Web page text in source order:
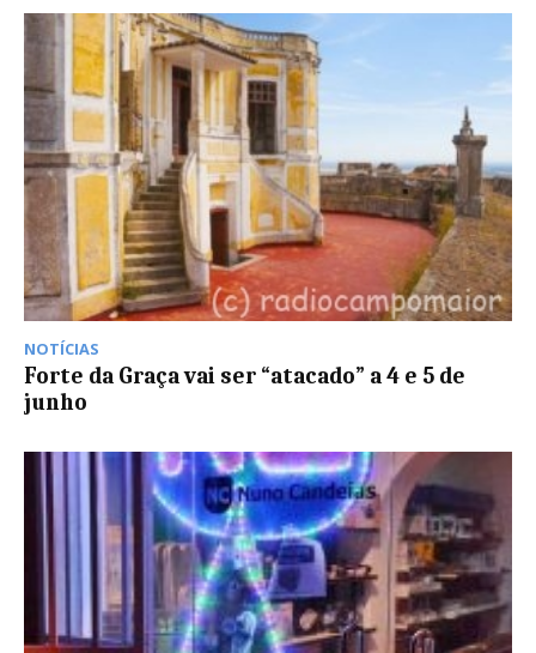
NOTÍCIAS
Forte da Graça vai ser “atacado” a 4 e 5 de
junho